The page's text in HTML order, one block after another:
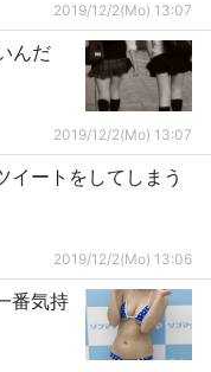
2019/12/2(Mo) 13:07
んだ
2019/12/2(Mo) 13:07
イートをしてしまう
2019/12/2(Mo) 13:06
番気持